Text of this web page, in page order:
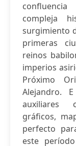
compleja
surgimiento
primeras
reinos
imperios
Próximo
Alejandro.
auxiliares
gráficos,
perfecto
este